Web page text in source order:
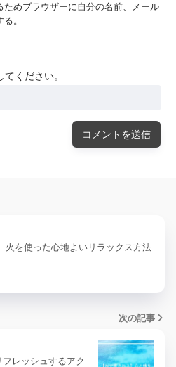
ためブラウザーに自分の名前、メール
。
ください。
火を使った心地よいリラックス方法
次の記事
フレッシュするアク